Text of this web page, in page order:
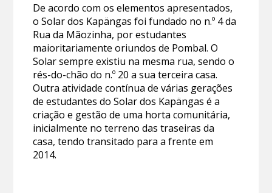
De acordo com os elementos apresentados,
o Solar dos Kapängas foi fundado no n.º 4 da
Rua da Mãozinha, por estudantes
maioritariamente oriundos de Pombal. O
Solar sempre existiu na mesma rua, sendo o
rés-do-chão do n.º 20 a sua terceira casa.
Outra atividade contínua de várias gerações
de estudantes do Solar dos Kapängas é a
criação e gestão de uma horta comunitária,
inicialmente no terreno das traseiras da
casa, tendo transitado para a frente em
2014.